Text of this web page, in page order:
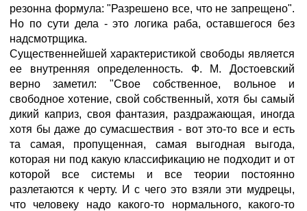
резонна формула: "Разрешено все, что не запрещено".
Но по сути дела - это логика раба, оставшегося без
надсмотрщика.
Существеннейшей характеристикой свободы является
ее внутренняя определенность. Ф. М. Достоевский
верно заметил: "Свое собственное, вольное и
свободное хотение, свой собственный, хотя бы самый
дикий каприз, своя фантазия, раздражающая, иногда
хотя бы даже до сумасшествия - вот это-то все и есть
та самая, пропущенная, самая выгодная выгода,
которая ни под какую классификацию не подходит и от
которой все системы и все теории постоянно
разлетаются к черту. И с чего это взяли эти мудрецы,
что человеку надо какого-то нормального, какого-то